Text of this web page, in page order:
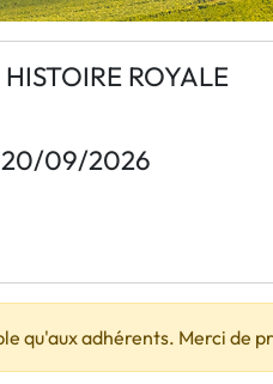
ROYALE
09/2026
qu'aux adhérents. Merci de